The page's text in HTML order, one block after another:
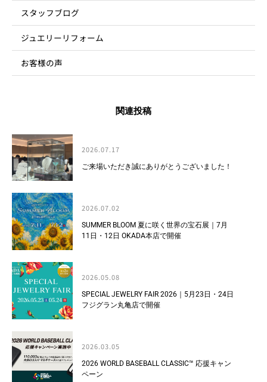
スタッフブログ
ジュエリーリフォーム
お客様の声
関連投稿
2026.07.17
ご来場いただき誠にありがとうございました！
2026.07.02
SUMMER BLOOM 夏に咲く世界の宝石展｜7月
11日・12日 OKADA本店で開催
2026.05.08
SPECIAL JEWELRY FAIR 2026｜5月23日・24日
フジグラン丸亀店で開催
2026.03.05
2026 WORLD BASEBALL CLASSIC™ 応援キャン
ペーン